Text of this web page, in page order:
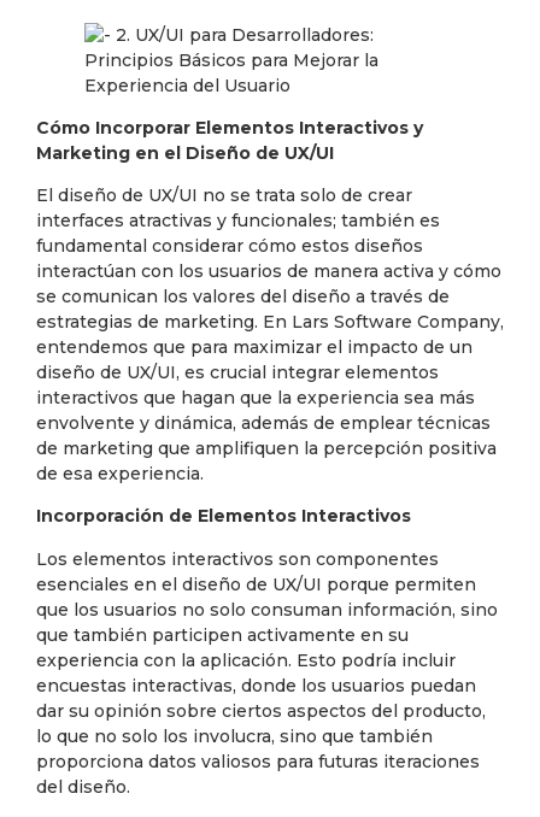
Cómo Incorporar Elementos Interactivos y
Marketing en el Diseño de UX/UI
El diseño de UX/UI no se trata solo de crear
interfaces atractivas y funcionales; también es
fundamental considerar cómo estos diseños
interactúan con los usuarios de manera activa y cómo
se comunican los valores del diseño a través de
estrategias de marketing. En Lars Software Company,
entendemos que para maximizar el impacto de un
diseño de UX/UI, es crucial integrar elementos
interactivos que hagan que la experiencia sea más
envolvente y dinámica, además de emplear técnicas
de marketing que amplifiquen la percepción positiva
de esa experiencia.
Incorporación de Elementos Interactivos
Los elementos interactivos son componentes
esenciales en el diseño de UX/UI porque permiten
que los usuarios no solo consuman información, sino
que también participen activamente en su
experiencia con la aplicación. Esto podría incluir
encuestas interactivas, donde los usuarios puedan
dar su opinión sobre ciertos aspectos del producto,
lo que no solo los involucra, sino que también
proporciona datos valiosos para futuras iteraciones
del diseño.